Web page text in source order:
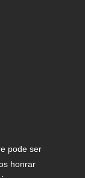
pode ser
honrar